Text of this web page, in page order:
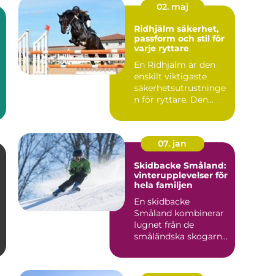
02. maj
Ridhjälm säkerhet,
passform och stil för
varje ryttare
En Ridhjälm är den
enskilt viktigaste
säkerhetsutrustninge
n för ryttare. Den
fal...
07. jan
Skidbacke Småland:
vinterupplevelser för
hela familjen
En skidbacke
Småland kombinerar
lugnet från de
småländska skogarna